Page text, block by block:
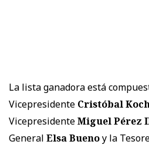
La lista ganadora está
Vicepresidente Cristóbal
VicepresidenteMiguel Pérez
General Elsa Buenoy la